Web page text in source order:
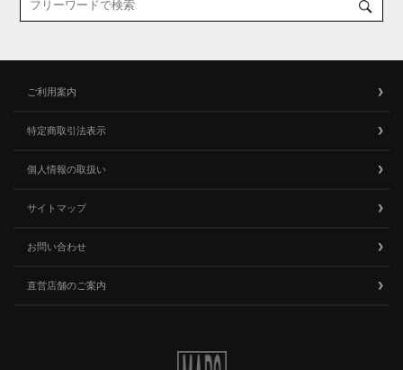
ご利用案内
特定商取引法表示
個人情報の取扱い
サイトマップ
お問い合わせ
直営店舗のご案内